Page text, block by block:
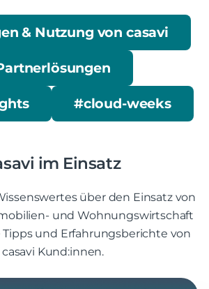
& Nutzung von casavi
#cloud-weeks
im Einsatz
über den Einsatz von
und Wohnungswirtschaft
Tipps und Erfahrungsberichte von
casavi Kund:innen.